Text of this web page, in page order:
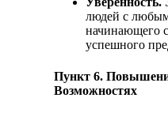
людей с
начинающего
успешного
Пункт 6.
Возможностях